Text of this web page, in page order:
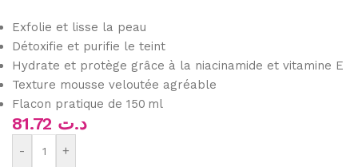
Exfolie et lisse la peau
Détoxifie et purifie le teint
Hydrate et protège grâce à la niacinamide et vitamine E
Texture mousse veloutée agréable
Flacon pratique de 150 ml
د.ت
- +